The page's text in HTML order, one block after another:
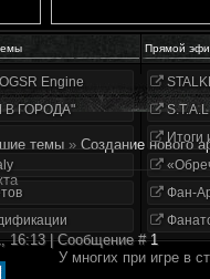
Прямой
Engine
В ГОРОДА"
Итоги
Фан-
темы » Создание нового
16:13 | Сообщение #1
У многих при игре в